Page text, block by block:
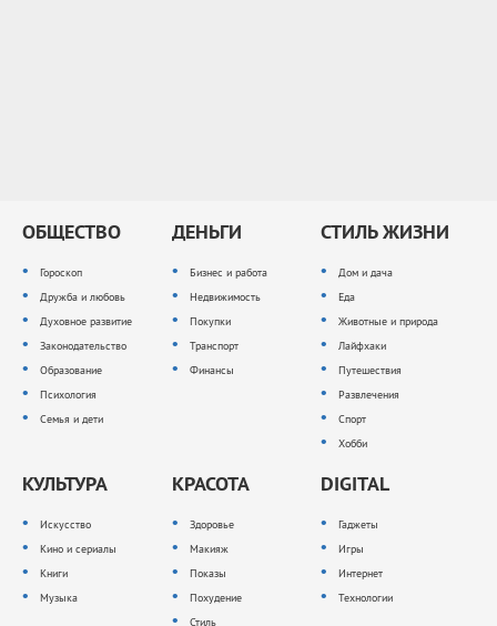
ОБЩЕСТВО
Гороскоп
Дружба и любовь
Духовное развитие
Законодательство
Образование
Психология
Семья и дети
ДЕНЬГИ
Бизнес и работа
Недвижимость
Покупки
Транспорт
Финансы
СТИЛЬ ЖИЗНИ
Дом и дача
Еда
Животные и природа
Лайфхаки
Путешествия
Развлечения
Спорт
Хобби
КУЛЬТУРА
Искусство
Кино и сериалы
Книги
Музыка
КРАСОТА
Здоровье
Макияж
Показы
Похудение
Стиль
DIGITAL
Гаджеты
Игры
Интернет
Технологии